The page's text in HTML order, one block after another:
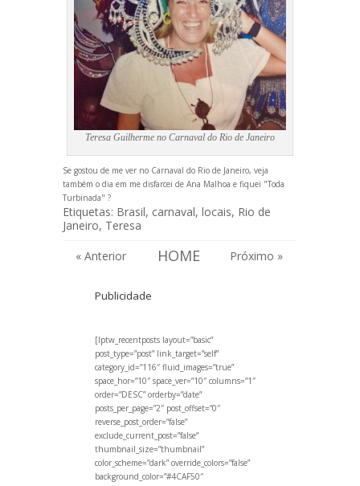
Teresa Guilherme no Carnaval do Rio de Janeiro
Se gostou de me ver no Carnaval do Rio de Janeiro, veja
também o dia em me disfarcei de Ana Malhoa e fiquei "Toda
Turbinada" ?
Etiquetas: Brasil, carnaval, locais, Rio de
Janeiro, Teresa
« Anterior
HOME Próximo »
Publicidade
[lptw_recentposts layout=”basic”
post_type=”post” link_target=”self”
category_id=”116″ fluid_images=”true”
space_hor=”10″ space_ver=”10″ columns=”1″
order=”DESC” orderby=”date”
posts_per_page=”2″ post_offset=”0″
reverse_post_order=”false”
exclude_current_post=”false”
thumbnail_size=”thumbnail”
color_scheme=”dark” override_colors=”false”
background_color=”#4CAF50″